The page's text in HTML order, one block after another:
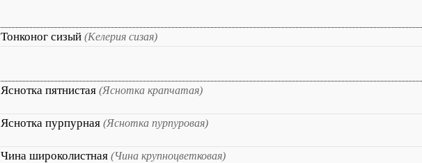
Тонконог сизый (Келерия сизая)
Яснотка пятнистая (Яснотка крапчатая)
Яснотка пурпурная (Яснотка пурпуровая)
Чина широколистная (Чина крупноцветковая)